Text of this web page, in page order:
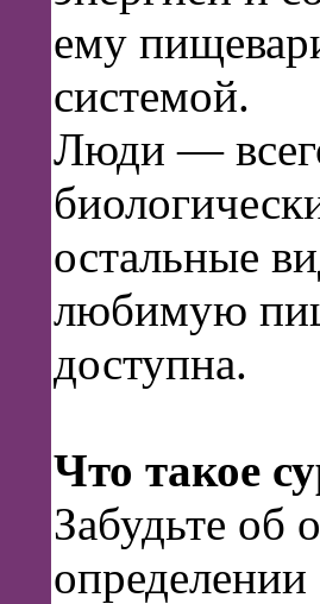
ему
системой.
Люди —
остальные
любимую
доступна.
Что такое
Забудьте об
определении